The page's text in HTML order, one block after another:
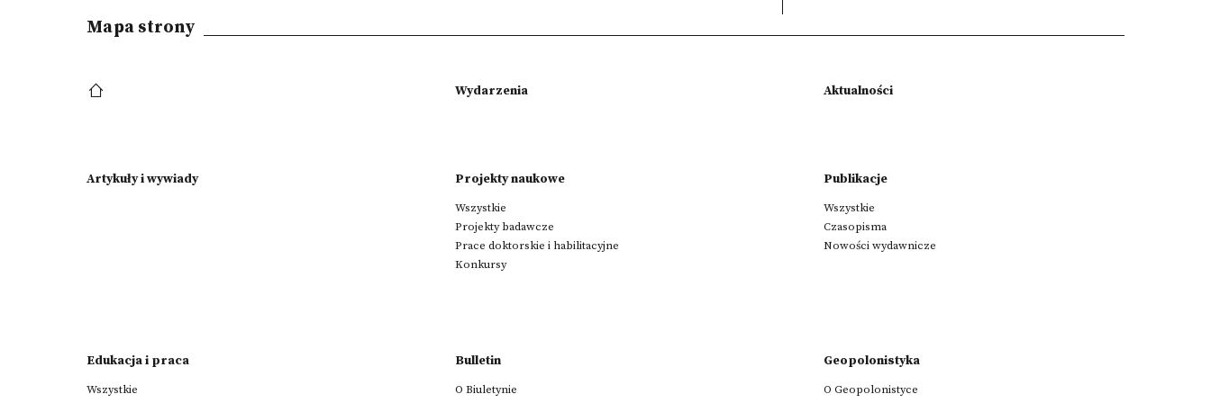
Mapa strony
Wydarzenia Aktualności
Artykuły i wywiady Projekty naukowe
Wszystkie
Projekty badawcze
Prace doktorskie i habilitacyjne
Konkursy
Publikacje
Wszystkie
Czasopisma
Nowości wydawnicze
Edukacja i praca
Wszystkie
Bulletin
O Biuletynie
Geopolonistyka
O Geopolonistyce